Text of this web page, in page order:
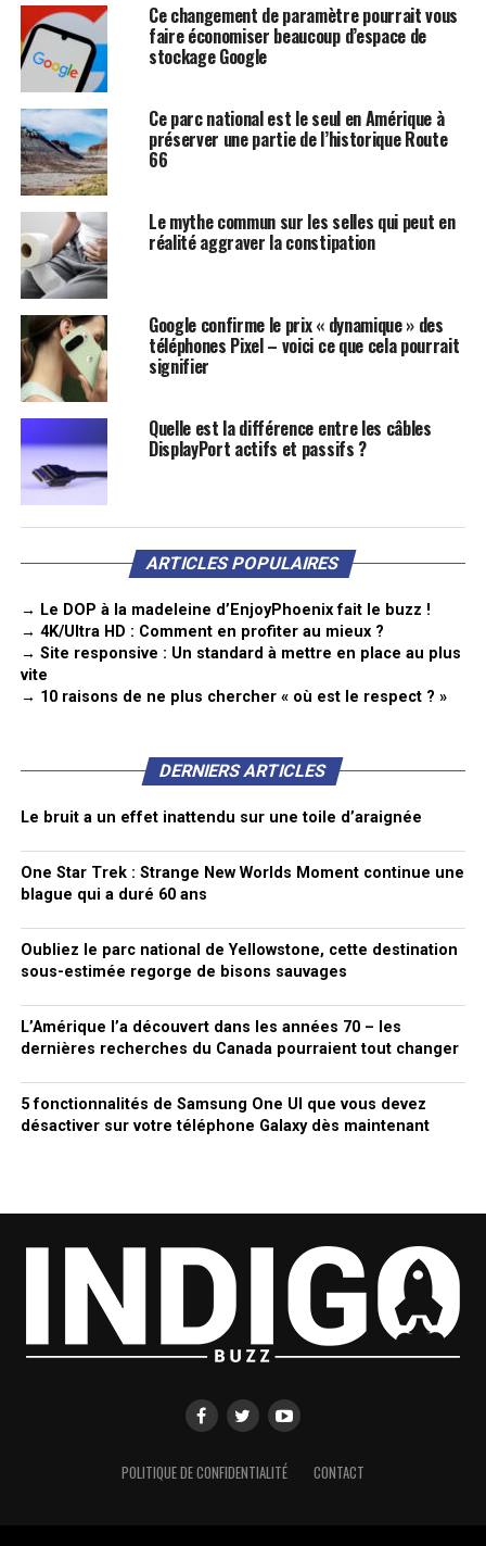
Ce changement de paramètre pourrait vous
faire économiser beaucoup d’espace de
stockage Google
Ce parc national est le seul en Amérique à
préserver une partie de l’historique Route
66
Le mythe commun sur les selles qui peut en
réalité aggraver la constipation
Google confirme le prix « dynamique » des
téléphones Pixel – voici ce que cela pourrait
signifier
Quelle est la différence entre les câbles
DisplayPort actifs et passifs ?
ARTICLES POPULAIRES
→ Le DOP à la madeleine d’EnjoyPhoenix fait le buzz !
→ 4K/Ultra HD : Comment en profiter au mieux ?
→ Site responsive : Un standard à mettre en place au plus
vite
→ 10 raisons de ne plus chercher « où est le respect ? »
DERNIERS ARTICLES
Le bruit a un effet inattendu sur une toile d’araignée
One Star Trek : Strange New Worlds Moment continue une
blague qui a duré 60 ans
Oubliez le parc national de Yellowstone, cette destination
sous-estimée regorge de bisons sauvages
L’Amérique l’a découvert dans les années 70 – les
dernières recherches du Canada pourraient tout changer
5 fonctionnalités de Samsung One UI que vous devez
désactiver sur votre téléphone Galaxy dès maintenant
POLITIQUE DE CONFIDENTIALITÉ CONTACT